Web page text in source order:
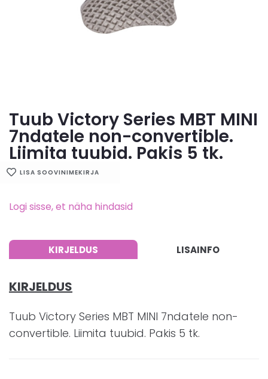
Tuub Victory Series MBT MINI
7ndatele non-convertible.
Liimita tuubid. Pakis 5 tk.
LISA SOOVINIMEKIRJA
Logi sisse, et näha hindasid
KIRJELDUS LISAINFO
KIRJELDUS
Tuub Victory Series MBT MINI 7ndatele non-
convertible. Liimita tuubid. Pakis 5 tk.